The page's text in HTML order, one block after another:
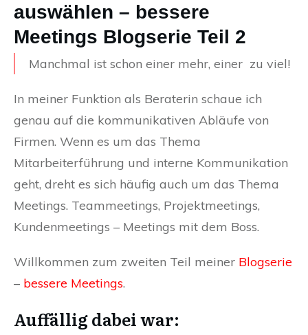
auswählen – bessere
Meetings Blogserie Teil 2
Manchmal ist schon einer mehr, einer zu viel!
In meiner Funktion als Beraterin schaue ich
genau auf die kommunikativen Abläufe von
Firmen. Wenn es um das Thema
Mitarbeiterführung und interne Kommunikation
geht, dreht es sich häufig auch um das Thema
Meetings. Teammeetings, Projektmeetings,
Kundenmeetings – Meetings mit dem Boss.
Willkommen zum zweiten Teil meiner Blogserie
– bessere Meetings.
Auffällig dabei war: